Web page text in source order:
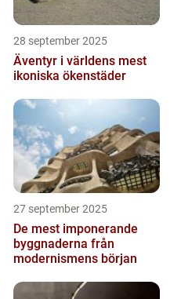
28 september 2025
Äventyr i världens mest
ikoniska ökenstäder
27 september 2025
De mest imponerande
byggnaderna från
modernismens början